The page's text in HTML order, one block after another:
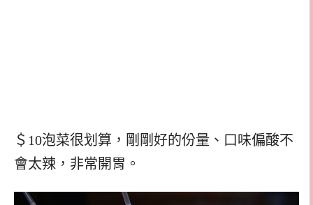
＄10泡菜很划算，剛剛好的份量、口味偏酸不
會太辣，非常開胃。